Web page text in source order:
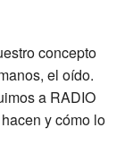
concepto
el oído.
a RADIO
y cómo lo